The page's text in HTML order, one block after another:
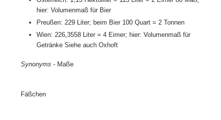
hier: Volumenmaß für Bier
Preußen: 229 Liter; beim Bier 100 Quart = 2 Tonnen
Wien: 226,3558 Liter = 4 Eimer; hier: Volumenmaß für
Getränke Siehe auch Oxhoft
Synonyms - Maße
Fäßchen